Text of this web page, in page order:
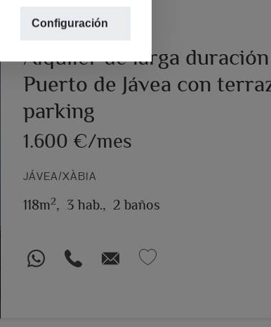
Configuración
Alquiler de larga
Puerto de Jávea con
parking
1.600 €/mes
JÁVEA/XÀBIA
118m2, 3 hab., 2 baños